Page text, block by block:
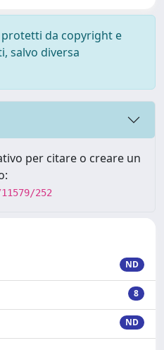
da copyright e
salvo diversa
per citare o creare un
252
ND
8
ND